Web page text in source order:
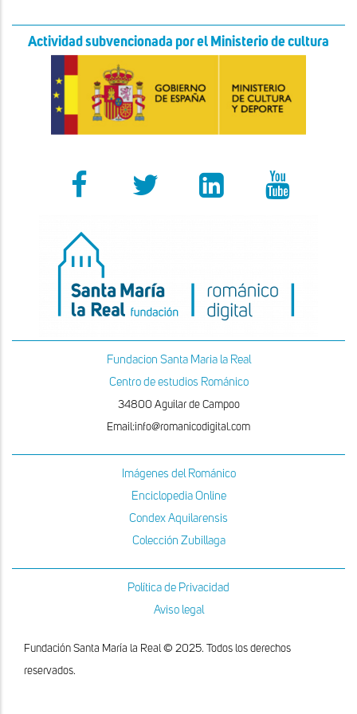
Actividad subvencionada por el Ministerio de cultura
Fundacion Santa Maria la Real
Centro de estudios Románico
34800 Aguilar de Campoo
Email:info@romanicodigital.com
Imágenes del Románico
Enciclopedia Online
Condex Aquilarensis
Colección Zubillaga
Política de Privacidad
Aviso legal
Fundación Santa María la Real © 2025. Todos los derechos
reservados.